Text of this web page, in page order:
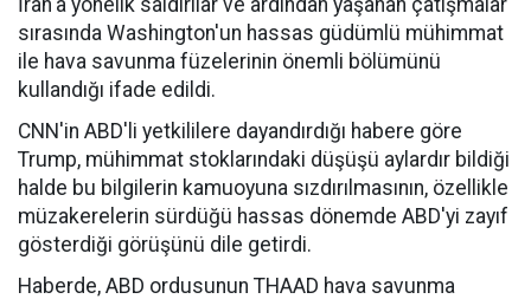
İran'a yönelik saldırılar ve ardından yaşanan çatışmalar
sırasında Washington'un hassas güdümlü mühimmat
ile hava savunma füzelerinin önemli bölümünü
kullandığı ifade edildi.
CNN'in ABD'li yetkililere dayandırdığı habere göre
Trump, mühimmat stoklarındaki düşüşü aylardır bildiği
halde bu bilgilerin kamuoyuna sızdırılmasının, özellikle
müzakerelerin sürdüğü hassas dönemde ABD'yi zayıf
gösterdiği görüşünü dile getirdi.
Haberde, ABD ordusunun THAAD hava savunma